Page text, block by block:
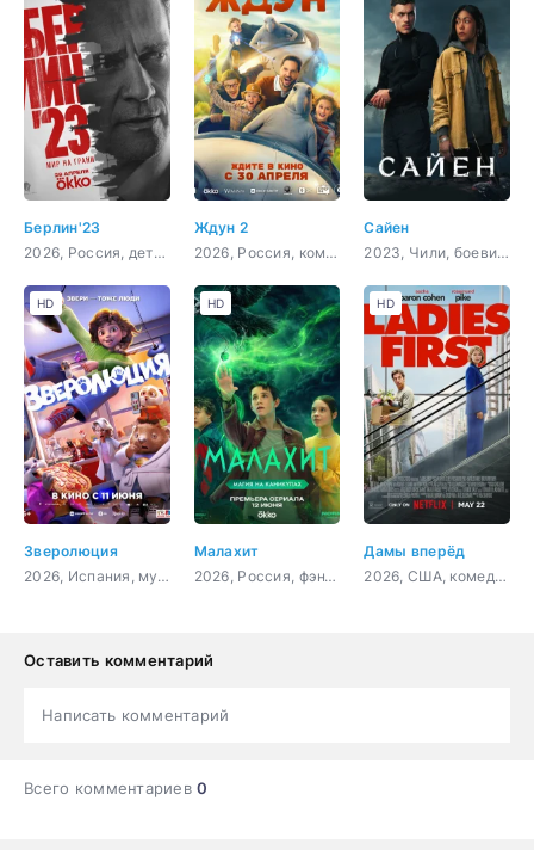
Берлин'23
2026, Россия, детектив
Ждун 2
2026, Россия, комедия, семейный, фэнтези, фантастика
Сайен
2023, Чили, боевик, триллер
Зверолюция
2026, Испания, мультфильм, фантастика, комедия, приключения
HD
Малахит
2026, Россия, фэнтези, приключения, семейный
HD
Дамы вперёд
2026, США, комедия
HD
Оставить комментарий
Написать комментарий
Всего комментариев0